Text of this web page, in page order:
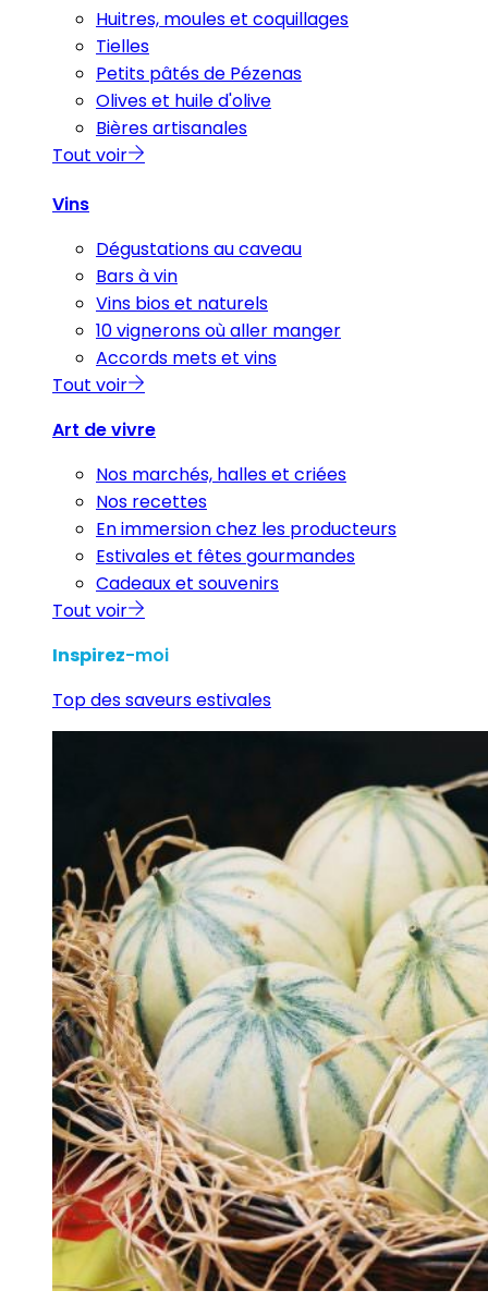
Huitres, moules et coquillages
Tielles
Petits pâtés de Pézenas
Olives et huile d'olive
Bières artisanales
Tout voir
Vins
Dégustations au caveau
Bars à vin
Vins bios et naturels
10 vignerons où aller manger
Accords mets et vins
Tout voir
Art de vivre
Nos marchés, halles et criées
Nos recettes
En immersion chez les producteurs
Estivales et fêtes gourmandes
Cadeaux et souvenirs
Tout voir
Inspirez-moi
Top des saveurs estivales